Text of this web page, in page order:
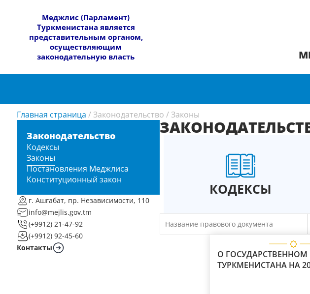
​Меджлис (Парламент)
Туркменистана является
представительным органом,
осуществляющим
законодательную власть
Главная страница / Законодательство / Законы
Законодательство
Кодексы
Законы
Постановления Меджлиса
Конституционный закон
г. Ашгабат, пр. Независимости, 110
info@mejlis.gov.tm
(+9912) 21-47-92
(+9912) 92-45-60
Контакты
КОДЕКСЫ
О
ТУРКМЕНИСТАНА НА